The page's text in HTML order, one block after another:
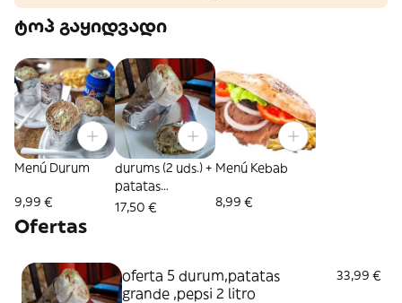
ტოპ გაყიდვადი
Menú Durum
9,99 €
durums (2 uds.) +
patatas
(grandes) + coca-
17,50 €
Menú Kebab
8,99 €
Ofertas
oferta 5 durum,patatas
grande ,pepsi 2 litro
33,99 €